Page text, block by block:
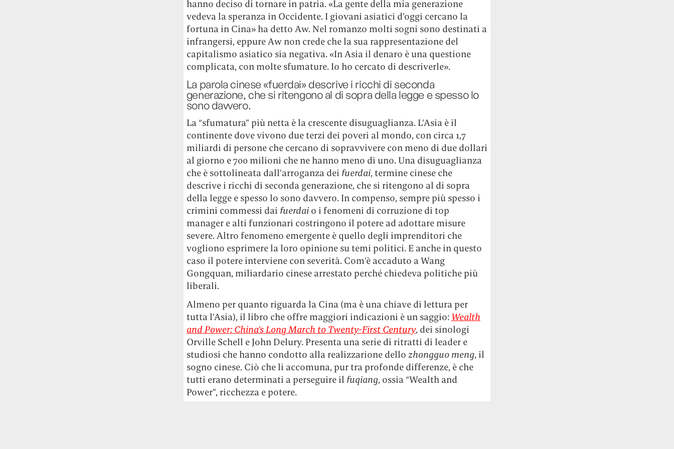
hanno deciso di tornare in patria. «La gente della mia generazione
vedeva la speranza in Occidente. I giovani asiatici d’oggi cercano la
fortuna in Cina» ha detto Aw. Nel romanzo molti sogni sono destinati a
infrangersi, eppure Aw non crede che la sua rappresentazione del
capitalismo asiatico sia negativa. «In Asia il denaro è una questione
complicata, con molte sfumature. Io ho cercato di descriverle».
La parola cinese «fuerdai» descrive i ricchi di seconda
generazione, che si ritengono al di sopra della legge e spesso lo
sono davvero.
La “sfumatura” più netta è la crescente disuguaglianza. L’Asia è il
continente dove vivono due terzi dei poveri al mondo, con circa 1,7
miliardi di persone che cercano di sopravvivere con meno di due dollari
al giorno e 700 milioni che ne hanno meno di uno. Una disuguaglianza
che è sottolineata dall’arroganza dei fuerdai, termine cinese che
descrive i ricchi di seconda generazione, che si ritengono al di sopra
della legge e spesso lo sono davvero. In compenso, sempre più spesso i
crimini commessi dai fuerdaio i fenomeni di corruzione di top
manager e alti funzionari costringono il potere ad adottare misure
severe. Altro fenomeno emergente è quello degli imprenditori che
vogliono esprimere la loro opinione su temi politici. E anche in questo
caso il potere interviene con severità. Com’è accaduto a Wang
Gongquan, miliardario cinese arrestato perché chiedeva politiche più
liberali.
Almeno per quanto riguarda la Cina (ma è una chiave di lettura per
tutta l’Asia), il libro che offre maggiori indicazioni è un saggio: Wealth
and Power: China’s Long March to Twenty-First Century, dei sinologi
Orville Schell e John Delury. Presenta una serie di ritratti di leader e
studiosi che hanno condotto alla realizzarione dello zhongguo meng, il
sogno cinese. Ciò che li accomuna, pur tra profonde differenze, è che
tutti erano determinati a perseguire il fuqiang, ossia “Wealth and
Power”, ricchezza e potere.